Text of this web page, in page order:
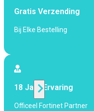
216F-
POE
424F-
Alle
Gratis Verzending
Bij Elke Bestelling
18 Jaar Ervaring
Officeel Fortinet Partner